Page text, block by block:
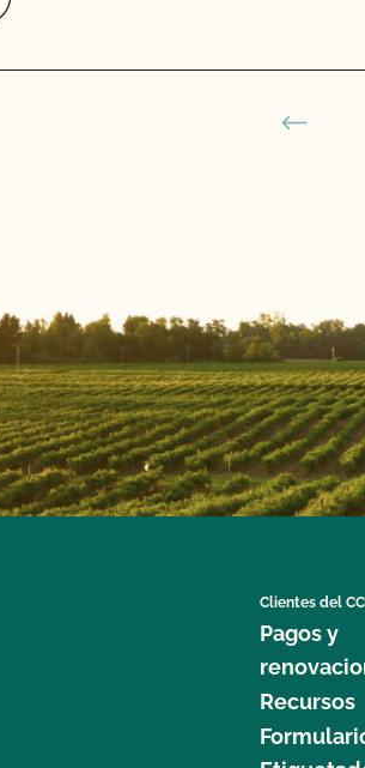
Clientes del
Pagos y
Recursos